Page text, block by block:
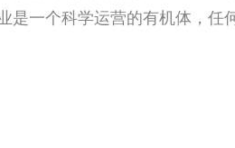
是一个科学运营的有机体，任